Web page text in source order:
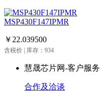
MSP430F147IPMR
￥22.039500
含税价 | 库存：934
慧晟芯片网-客户服务
合作及洽谈